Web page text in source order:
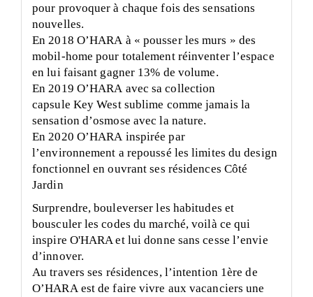
pour provoquer à chaque fois des sensations
nouvelles.
En 2018 O’HARA à « pousser les murs » des
mobil-home pour totalement réinventer l’espace
en lui faisant gagner 13% de volume.
En 2019 O’HARA avec sa collection
capsule Key West sublime comme jamais la
sensation d’osmose avec la nature.
En 2020 O’HARA inspirée par
l’environnement arepoussé les limites du design
fonctionnel en ouvrant ses résidences Côté
Jardin
Surprendre, bouleverser les habitudes et
bousculer les codes du marché, voilà ce qui
inspire O'HARA et lui donne sans cesse l’envie
d’innover.
Autravers ses résidences, l’intention 1ère de
O’HARAest de faire vivre aux vacanciers une